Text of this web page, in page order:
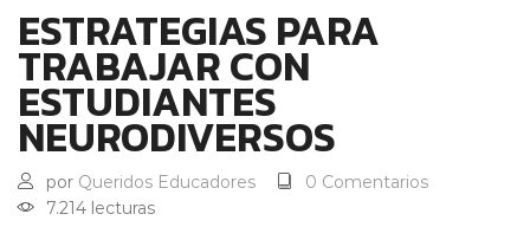
ESTRATEGIAS PARA
TRABAJAR CON
ESTUDIANTES
NEURODIVERSOS
por Queridos Educadores
0 Comentarios
7.214 lecturas